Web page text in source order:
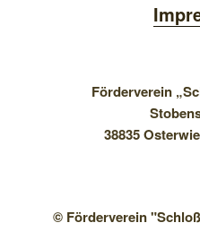
Förderverein
38835
© Förderverein